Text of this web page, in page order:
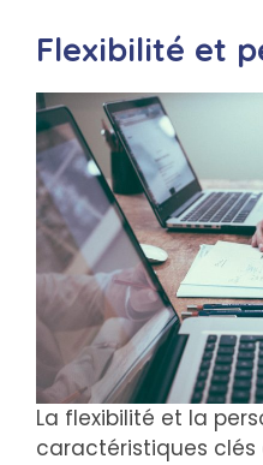
Flexibilité et
La flexibilité et la
caractéristiques clés